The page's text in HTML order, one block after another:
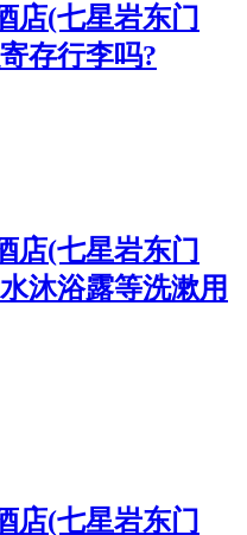
店(七星岩东门
存行李吗?
店(七星岩东门
沐浴露等洗漱用
店(七星岩东门